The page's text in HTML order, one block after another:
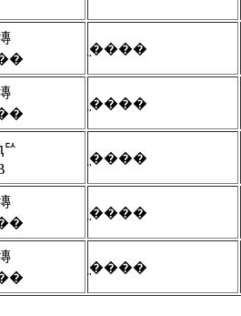
̤����
̤����
̤����
̤����
̤����